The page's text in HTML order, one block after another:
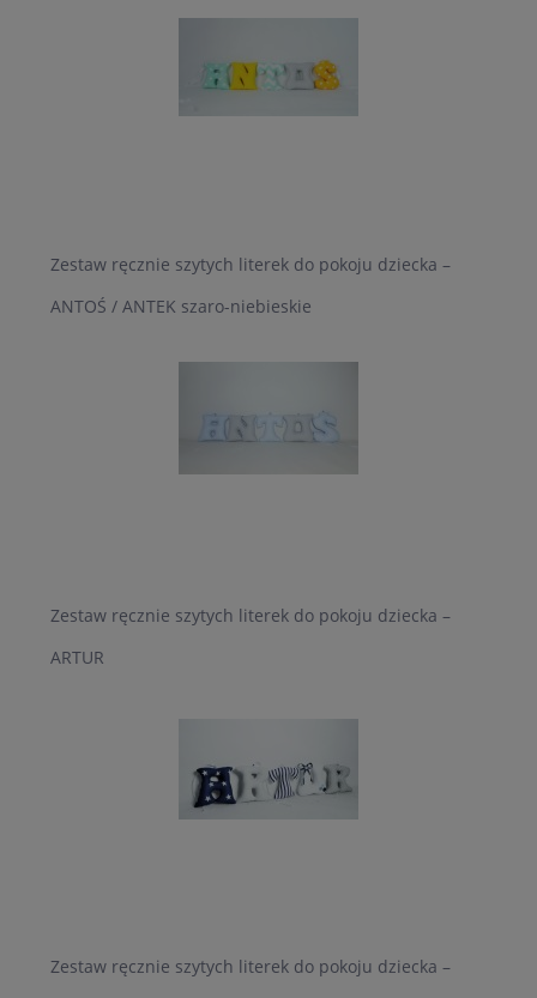
Zestaw ręcznie szytych literek do pokoju dziecka –
ANTOŚ / ANTEK szaro-niebieskie
Zestaw ręcznie szytych literek do pokoju dziecka –
ARTUR
Zestaw ręcznie szytych literek do pokoju dziecka –